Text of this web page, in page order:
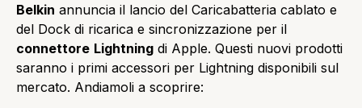
Belkin annuncia il lancio del Caricabatteria cablato e
del Dock di ricarica e sincronizzazione per il
connettore Lightning di Apple. Questi nuovi prodotti
saranno i primi accessori per Lightning disponibili sul
mercato. Andiamoli a scoprire: